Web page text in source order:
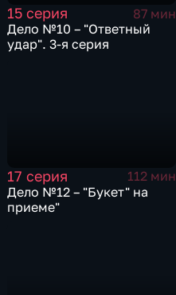
15 серия
87 мин
Дело №10 – "Ответный
удар". 3-я серия
17 серия
112 мин
Дело №12 – "Букет" на
приеме"